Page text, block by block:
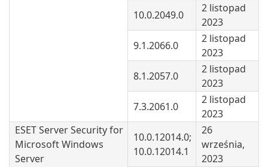
10.0.2049.0
2 listopad
2023
9.1.2066.0
2 listopad
2023
8.1.2057.0
2 listopad
2023
7.3.2061.0
2 listopad
2023
ESET Server Security for
Microsoft Windows
Server
10.0.12014.0;
10.0.12014.1
26
września,
2023